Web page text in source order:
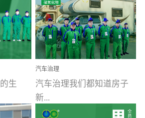
多姿
活情
醛为
液，具备杀死人体冠状病
毒的功效，杀菌率
99.99%。相对于传统消毒
液来说，无...
生
汽车治理
汽车治理我们都知道房子
新...